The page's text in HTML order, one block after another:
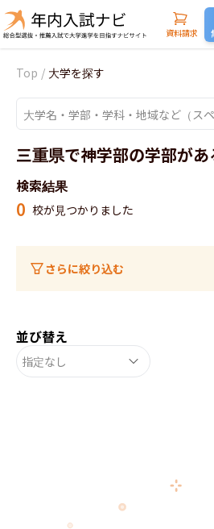
資料請求
Top / 大学を探す
三重県で神学部の学部があ
検索結果
0 校が見つかりました
さらに絞り込む
並び替え
指定なし